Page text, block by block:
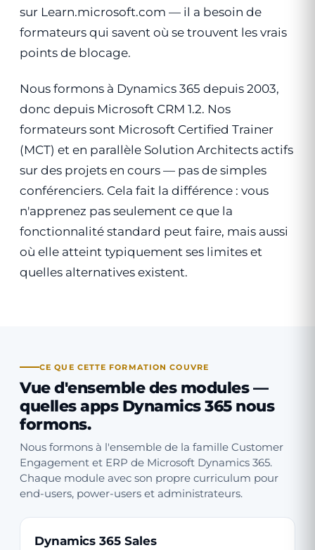
sur Learn.microsoft.com — il a besoin de
formateurs qui savent où se trouvent les vrais
points de blocage.
Nous formons à Dynamics 365 depuis 2003,
donc depuis Microsoft CRM 1.2. Nos
formateurs sont Microsoft Certified Trainer
(MCT) et en parallèle Solution Architects actifs
sur des projets en cours — pas de simples
conférenciers. Cela fait la différence : vous
n'apprenez pas seulement ce que la
fonctionnalité standard peut faire, mais aussi
où elle atteint typiquement ses limites et
quelles alternatives existent.
CE QUE CETTE FORMATION COUVRE
Vue d'ensemble des modules —
quelles apps Dynamics 365nous
formons.
Nous formons à l'ensemble de la famille Customer
Engagement et ERP de Microsoft Dynamics 365.
Chaque module avec son propre curriculum pour
end-users, power-users et administrateurs.
Dynamics 365 Sales